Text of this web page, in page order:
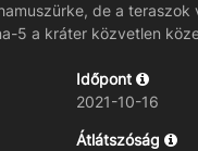
de a
5 a kráter közvetlen
Időpont
2021-10-16
Átlátszóság